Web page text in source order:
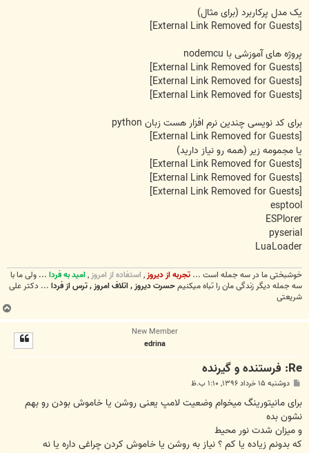
یک مدل پرکاربرد (برای مثال)
[External Link Removed for Guests]
پروژه های آموزشی با nodemcu
[External Link Removed for Guests]
[External Link Removed for Guests]
[External Link Removed for Guests]
برای کد نویسی چندین نرم افزار هست زبان python
[External Link Removed for Guests]
یا مجمومه زیر (همه رو نیاز دارید)
[External Link Removed for Guests]
[External Link Removed for Guests]
[External Link Removed for Guests]
esptool
ESPlorer
pyserial
LuaLoader
خوشبختی ما در سه جمله است ... تجربه از دیروز, استفاده از امروز,امید به فردا ... ولی ما با
سه جمله دیگر زندگی مان را تباه میکنیمحسرت دیروز , اتلاف امروز , ترس از فردا ... دکتر علی
شریعتی
New Member
edrina
Re: فرستنده و گیرنده
ت
دوشنبه ۱۵ خرداد ۱۳۹۶, ۱:۱۰ ب.ظ
برای مانیتورینگ میخوام وضعیت لامپ یعنی روشن یا خاموش بودن رو بهم
نشون بده
و میزان شدت نور محیط
که بدونم زیاده یا کم ؟ نیاز به روشن یا خاموش کردن چراغی داره یا نه